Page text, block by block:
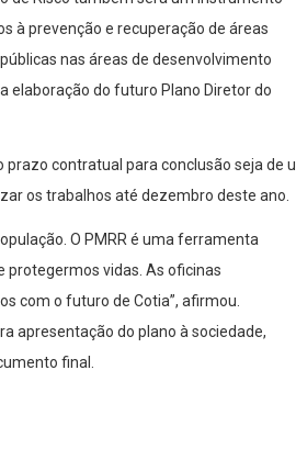
à prevenção e recuperação de áreas
nas áreas de desenvolvimento
elaboração do futuro Plano Diretor do
prazo contratual para conclusão seja de
os trabalhos até dezembro deste ano.
O PMRR é uma ferramenta
protegermos vidas. As oficinas
com o futuro de Cotia”, afirmou.
apresentação do plano à sociedade,
final.